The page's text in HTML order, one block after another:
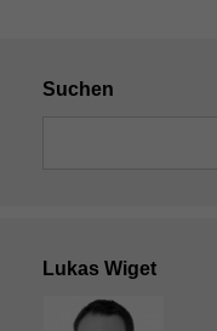
Suchen
Lukas Wiget